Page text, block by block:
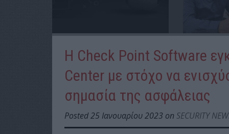
Η Check Point Software
Center με στόχο να
σημασία της ασφάλειας
Posted 25 Ιανουαρίου 2023 on SECURITY